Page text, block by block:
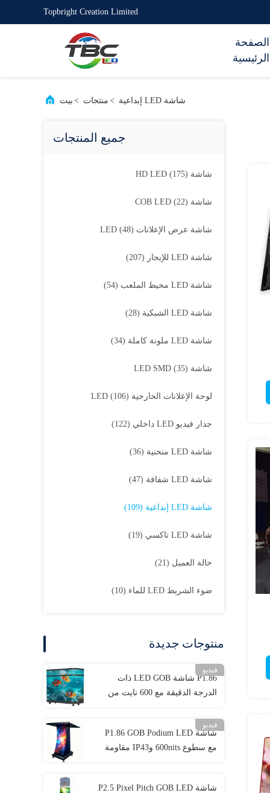
Topbright Creation Limited
الصفحة
الرئيسية
بيت > منتجات > شاشة LED إبداعية
جميع المنتجات
شاشة HD LED (175)
شاشة COB LED (22)
شاشة عرض الإعلانات LED (48)
شاشة LED للإيجار (207)
شاشة LED محيط الملعب (54)
شاشة LED الشبكية (28)
شاشة LED ملونة كاملة (34)
شاشة LED SMD (35)
لوحة الإعلانات الخارجية LED (106)
جدار فيديو LED داخلي (122)
شاشة LED منحنية (36)
شاشة LED شفافة (47)
شاشة LED إبداعية (109)
شاشة LED تاكسي (19)
حالة العميل (21)
ضوء الشريط LED للماء (10)
منتوجات جديدة
فيديو
P1.86 شاشة LED GOB ذات
الدرجة الدقيقة مع 600 نايت من
لشاشة استقبال الشركات
فيديو
شاشة P1.86 GOB Podium LED
مع سطوع 600nits وIP43 مقاومة
شاشة P2.5 Pixel Pitch GOB LED